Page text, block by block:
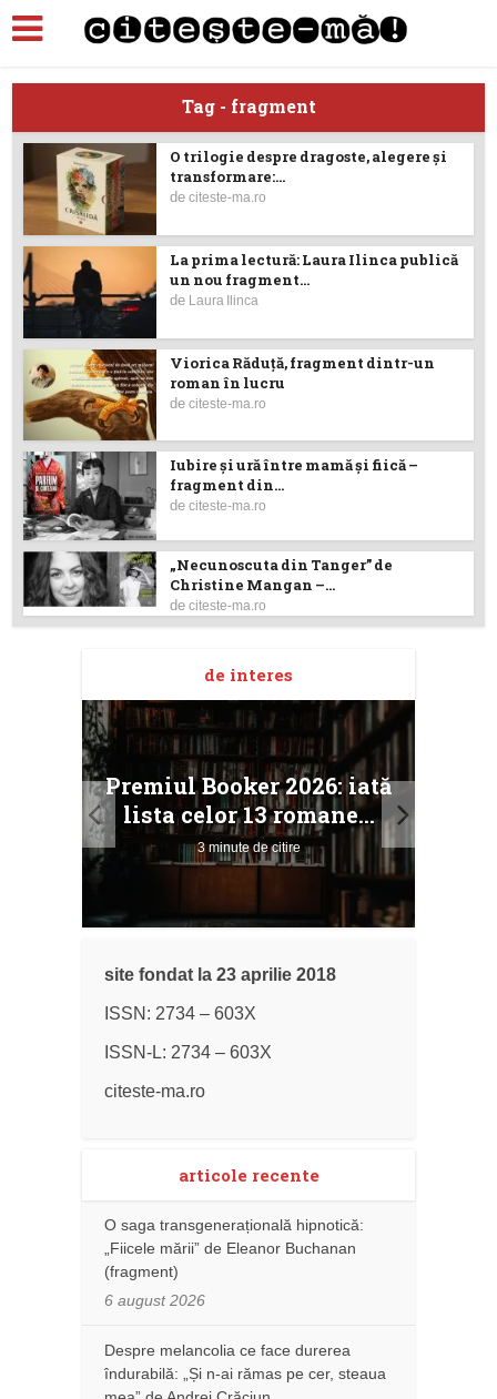
Tag - fragment
O trilogie despre dragoste, alegere și
transformare:...
deciteste-ma.ro
La prima lectură: Laura Ilinca publică
un nou fragment...
de Laura Ilinca
Viorica Răduţă, fragment dintr-un
roman în lucru
deciteste-ma.ro
Iubire şi ură între mamă şi fiică –
fragment din...
deciteste-ma.ro
„Necunoscuta din Tanger” de
Christine Mangan –...
deciteste-ma.ro
de interes
Premiul Booker 2026: iată
lista celor 13 romane...
3 minute de citire
site fondat la 23 aprilie 2018
ISSN: 2734 – 603X
ISSN-L: 2734 – 603X
citeste-ma.ro
articole recente
O saga transgenerațională hipnotică:
„Fiicele mării” de Eleanor Buchanan
(fragment)
6 august 2026
Despre melancolia ce face durerea
îndurabilă: „Și n-ai rămas pe cer, steaua